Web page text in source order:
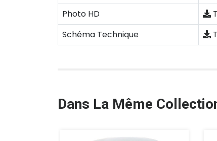
Photo HD
Schéma Technique
Dans La Même